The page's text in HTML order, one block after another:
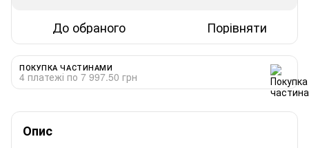
До обраного Порівняти
ПОКУПКА ЧАСТИНАМИ
4 платежі по 7 997.50 грн
Опис